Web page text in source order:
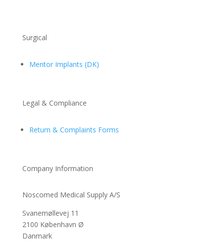
Surgical
Mentor Implants (DK)
Legal & Compliance
Return & Complaints Forms
Company Information
Noscomed Medical Supply A/S
Svanemøllevej 11
2100 København Ø
Danmark